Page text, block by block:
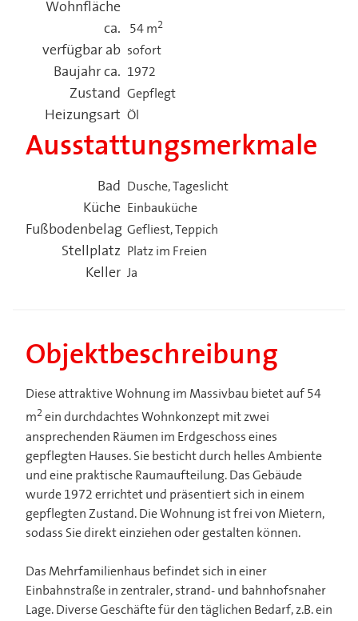
Wohnfläche
ca.
54 m2
verfügbar ab sofort
Baujahr ca. 1972
Zustand Gepflegt
Heizungsart Öl
Ausstattungsmerkmale
Bad Dusche, Tageslicht
Küche Einbauküche
Fußbodenbelag Gefliest, Teppich
Stellplatz Platz im Freien
Keller Ja
Objektbeschreibung
Diese attraktive Wohnung im Massivbau bietet auf 54
m2 ein durchdachtes Wohnkonzept mit zwei
ansprechenden Räumen im Erdgeschoss eines
gepflegten Hauses. Sie besticht durch helles Ambiente
und eine praktische Raumaufteilung. Das Gebäude
wurde 1972 errichtet und präsentiert sich in einem
gepflegten Zustand. Die Wohnung ist frei von Mietern,
sodass Sie direkt einziehen oder gestalten können.
Das Mehrfamilienhaus befindet sich in einer
Einbahnstraße in zentraler, strand- und bahnhofsnaher
Lage. Diverse Geschäfte für den täglichen Bedarf, z.B. ein